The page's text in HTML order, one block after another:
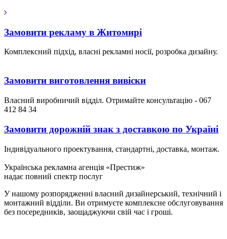
Замовити рекламу в Житомирі
Комплексний підхід, власні рекламні носії, розробка дизайну.
Замовити виготовлення вивіски
Власний виробничий відділ. Отримайте консультацію - 067
412 84 34
Замовити дорожній знак з доставкою по Україні
Індивідуального проектування, стандартні, доставка, монтаж.
Українська рекламна агенція «Престиж»
надає повний спектр послуг
У нашому розпорядженні власний дизайнерський, технічний і
монтажний відділи. Ви отримуєте комплексне обслуговування
без посередників, заощаджуючи свій час і гроші.